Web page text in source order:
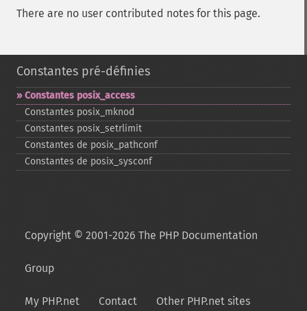
There are no user contributed notes for this page.
Constantes pré-définies
Constantes posix_​access
Constantes posix_​mknod
Constantes posix_​setrlimit
Constantes de posix_​pathconf
Constantes de posix_​sysconf
Copyright © 2001-2026 The PHP Documentation
Group
My PHP.net Contact Other PHP.net sites